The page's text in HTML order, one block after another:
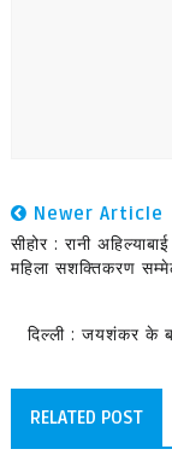
Newer Article
सीहोर : रानी
महिला सशक्तिकरण
दिल्ली : जयशंकर के
RELATED POST